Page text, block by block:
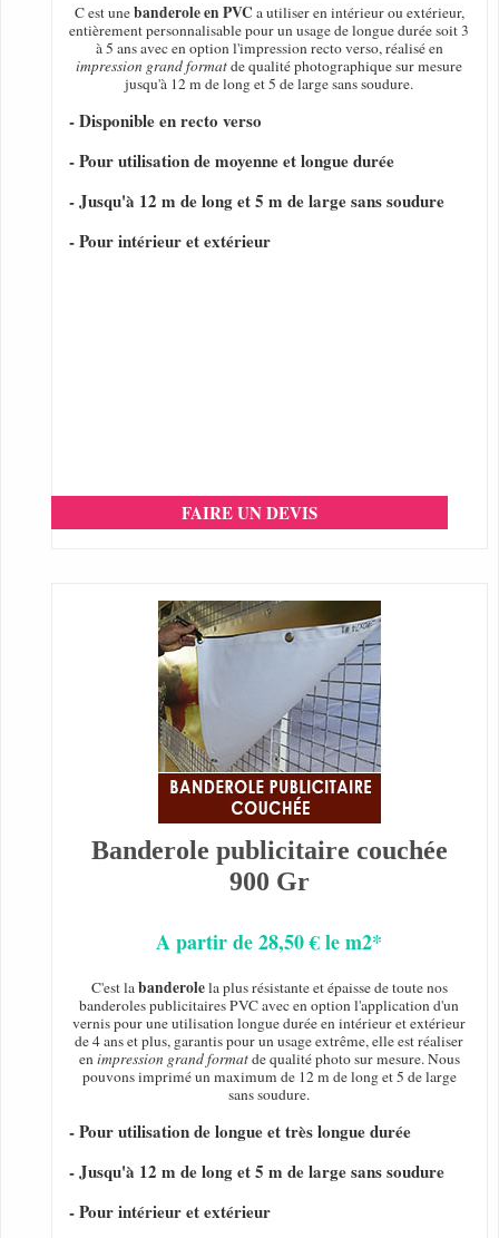
C est unebanderole en PVC a utiliser en intérieur ou extérieur,
entièrement personnalisable pour un usage de longue durée soit 3
à 5 ans avec en option l'impression recto verso, réalisé en
impression grand formatde qualité photographique sur mesure
jusqu'à 12 m de long et 5 de large sans soudure.
- Disponible en recto verso
- Pour utilisation de moyenne et longue durée
- Jusqu'à 12 m de long et 5 m de large sans soudure
- Pour intérieur et extérieur
FAIRE UN DEVIS
Banderole publicitaire couchée
900 Gr
A partir de 28,50 € le m2*
C'est labanderolela plus résistante et épaisse de toute nos
banderoles publicitaires PVC avec en option l'application d'un
vernis pour une utilisation longue durée en intérieur et extérieur
de 4 ans et plus, garantis pour un usage extrême, elle est réaliser
enimpression grand formatde qualité photo sur mesure. Nous
pouvons imprimé un maximum de 12 m de long et 5 de large
sans soudure.
- Pour utilisation de longue et très longue durée
- Jusqu'à 12 m de long et 5 m de large sans soudure
- Pour intérieur et extérieur